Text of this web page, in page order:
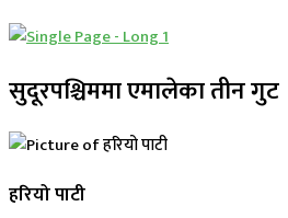
सुदूरपश्चिममा एमालेका तीन गुट
हरियो पाटी